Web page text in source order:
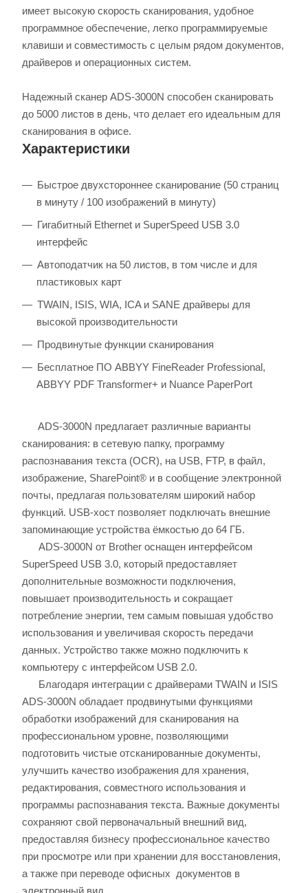
имеет высокую скорость сканирования, удобное
программное обеспечение, легко программируемые
клавиши и совместимость с целым рядом документов,
драйверов и операционных систем.
Надежный сканер ADS-3000N способен сканировать
до 5000 листов в день, что делает его идеальным для
сканирования в офисе.
Характеристики
Быстрое двухстороннее сканирование (50 страниц
в минуту / 100 изображений в минуту)
Гигабитный Ethernet и SuperSpeed USB 3.0
интерфейс
Автоподатчик на 50 листов, в том числе и для
пластиковых карт
TWAIN, ISIS, WIA, ICA и SANE драйверы для
высокой производительности
Продвинутые функции сканирования
Бесплатное ПО ABBYY FineReader Professional,
ABBYY PDF Transformer+ и Nuance PaperPort
ADS-3000N предлагает различные варианты
сканирования: в сетевую папку, программу
распознавания текста (OCR), на USB, FTP, в файл,
изображение, SharePoint® и в сообщение электронной
почты, предлагая пользователям широкий набор
функций. USB-хост позволяет подключать внешние
запоминающие устройства ёмкостью до 64 ГБ.
ADS-3000N от Brother оснащен интерфейсом
SuperSpeed USB 3.0, который предоставляет
дополнительные возможности подключения,
повышает производительность и сокращает
потребление энергии, тем самым повышая удобство
использования и увеличивая скорость передачи
данных. Устройство также можно подключить к
компьютеру с интерфейсом USB 2.0.
Благодаря интеграции с драйверами TWAIN и ISIS
ADS-3000N обладает продвинутыми функциями
обработки изображений для сканирования на
профессиональном уровне, позволяющими
подготовить чистые отсканированные документы,
улучшить качество изображения для хранения,
редактирования, совместного использования и
программы распознавания текста. Важные документы
сохраняют свой первоначальный внешний вид,
предоставляя бизнесу профессиональное качество
при просмотре или при хранении для восстановления,
а также при переводе офисных документов в
электронный вид.